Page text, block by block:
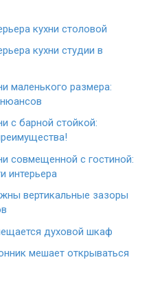
кухни столовой
кухни студии в
маленького размера:
с барной стойкой:
совмещенной с гостиной:
интерьера
вертикальные зазоры
духовой шкаф
мешает открываться